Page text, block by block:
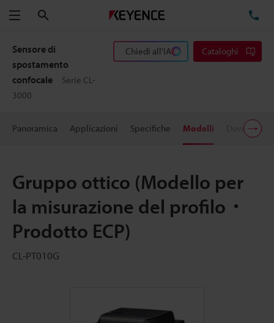
Menu
Sensore di
spostamento
confocale
Serie CL-
3000
Chiedi all'IA Cataloghi
Panoramica Applicazioni Specifiche Modelli Download
Gruppo ottico (Modello per
la misurazione del profilo・
Prodotto ECP)
CL-PT010G